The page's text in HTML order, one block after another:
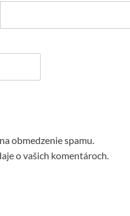
obmedzenie spamu.
o vašich komentároch.